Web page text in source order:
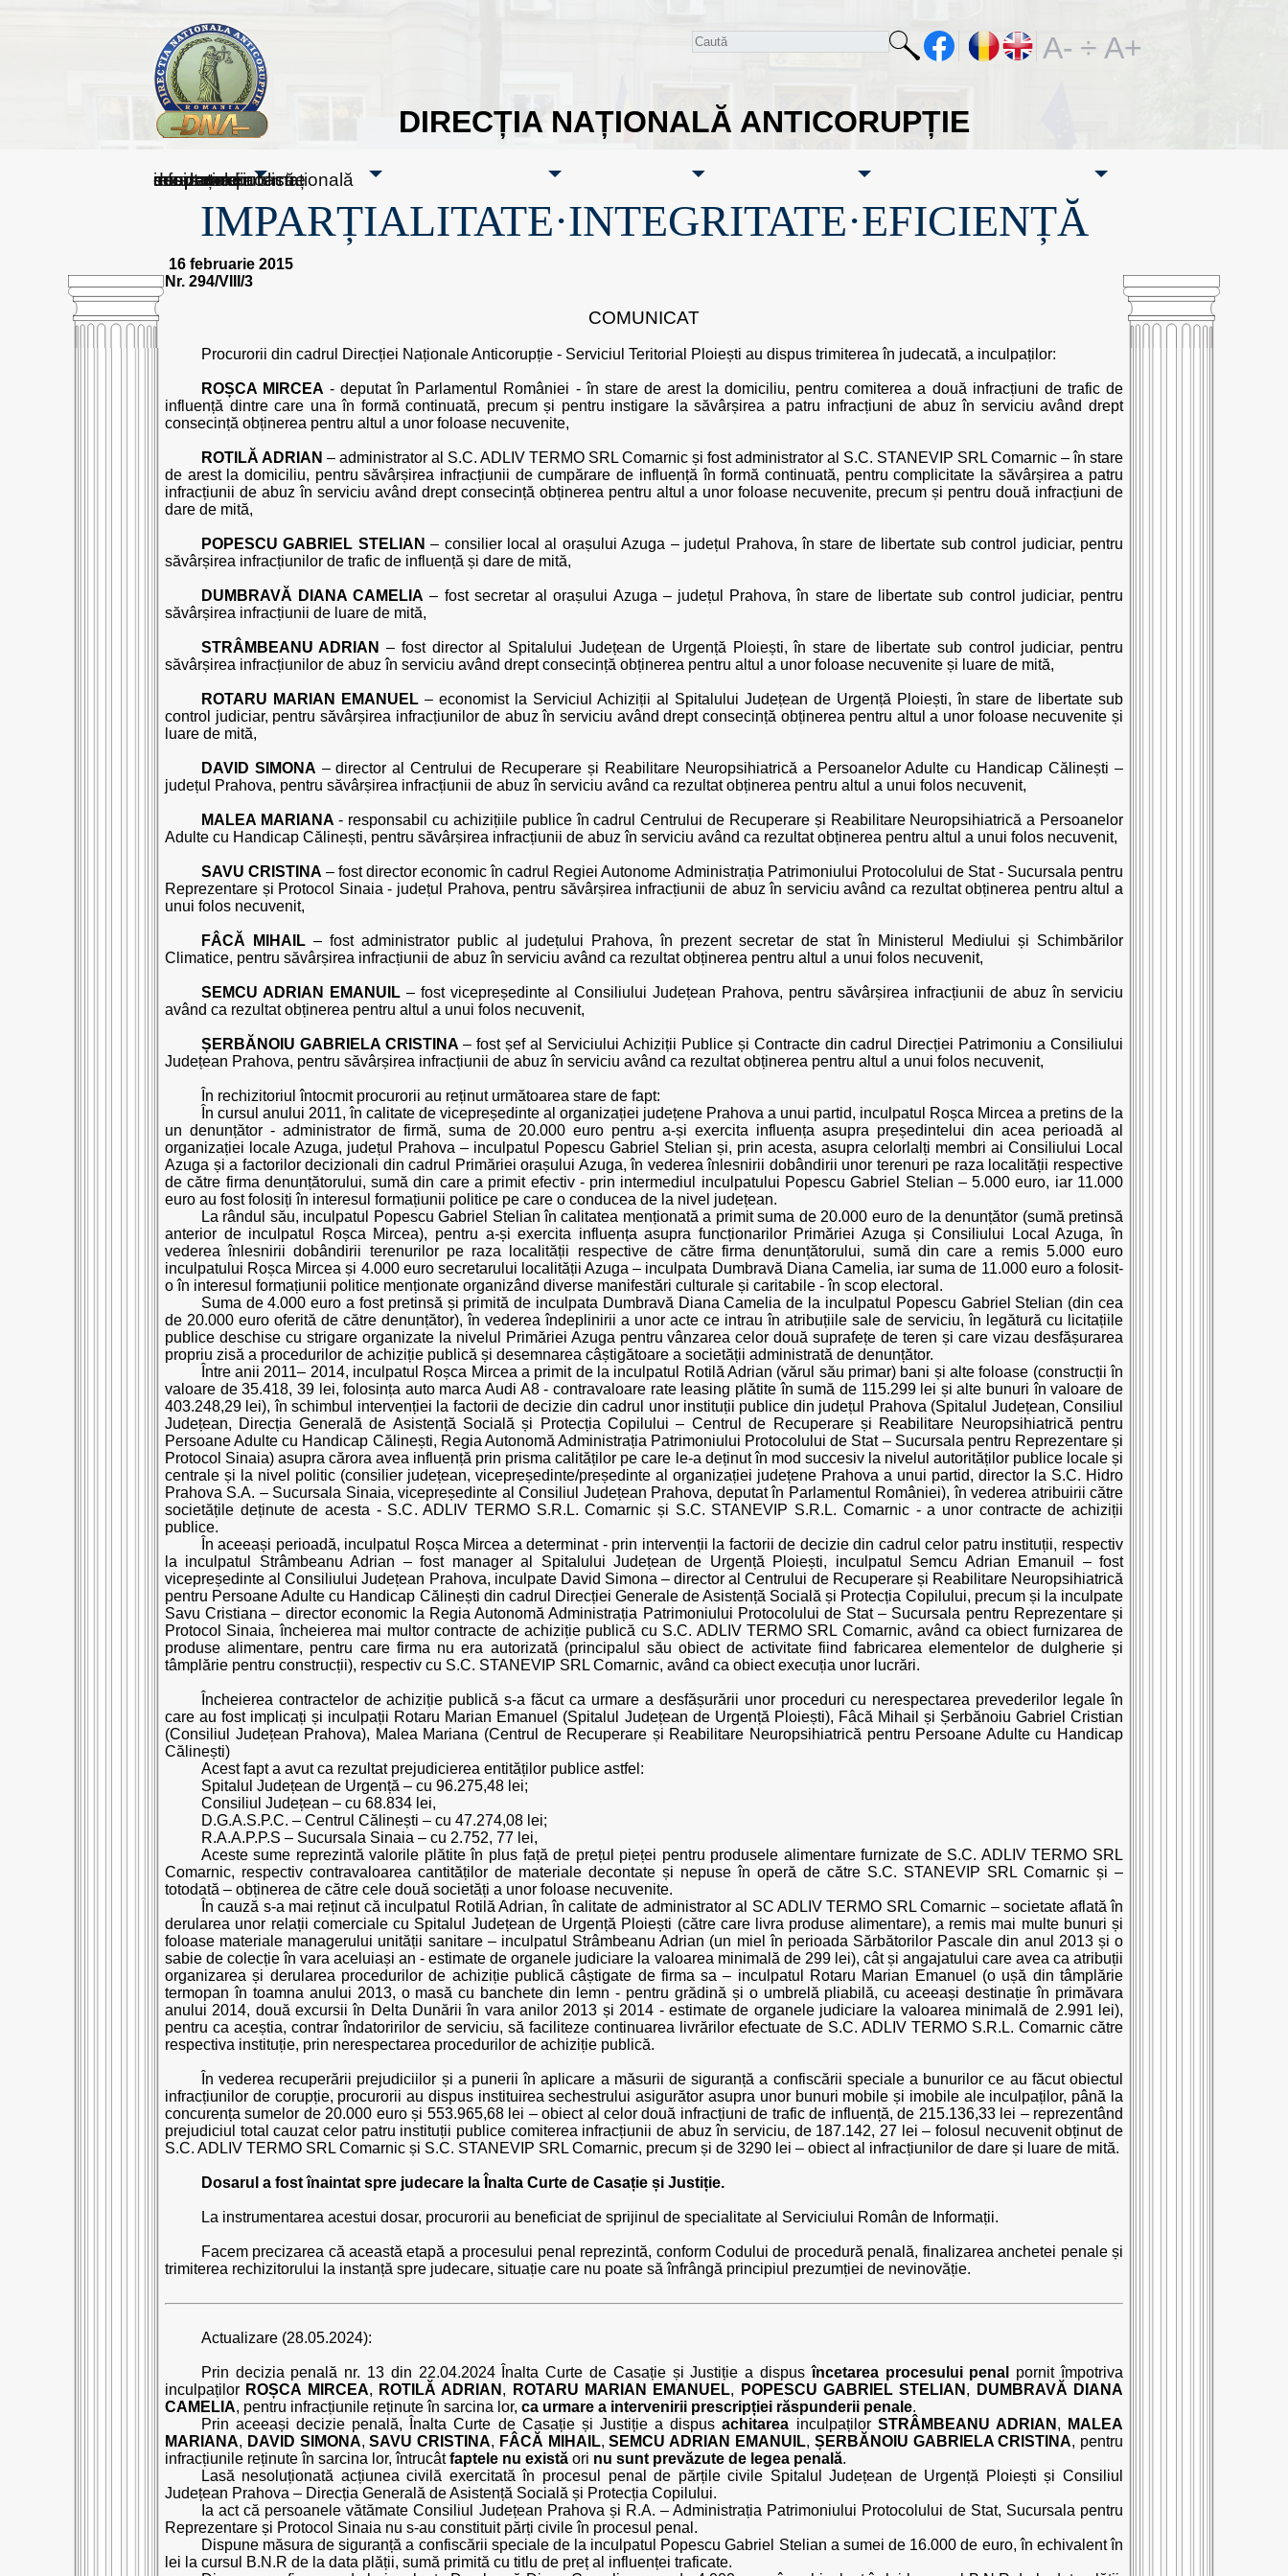
DIRECȚIA NAȚIONALĂ ANTICORUPȚIE
A- ÷ A+
sesizați-ne
despre noi
rezultatele noastre
mass media
informare publică
cooperare internațională
IMPARȚIALITATE·INTEGRITATE·EFICIENȚĂ
16 februarie 2015
Nr. 294/VIII/3
COMUNICAT
Procurorii din cadrul Direcției Naționale Anticorupție - Serviciul Teritorial Ploiești au dispus trimiterea în judecată, a inculpaților:
ROȘCA MIRCEA - deputat în Parlamentul României - în stare de arest la domiciliu, pentru comiterea a două infracțiuni de trafic de
influență dintre care una în formă continuată, precum și pentru instigare la săvârșirea a patru infracțiuni de abuz în serviciu având drept
consecință obținerea pentru altul a unor foloase necuvenite,
ROTILĂ ADRIAN – administrator al S.C. ADLIV TERMO SRL Comarnic și fost administrator al S.C. STANEVIP SRL Comarnic – în stare
de arest la domiciliu, pentru săvârșirea infracțiunii de cumpărare de influență în formă continuată, pentru complicitate la săvârșirea a patru
infracțiunii de abuz în serviciu având drept consecință obținerea pentru altul a unor foloase necuvenite, precum și pentru două infracțiuni de
dare de mită,
POPESCU GABRIEL STELIAN – consilier local al orașului Azuga – județul Prahova, în stare de libertate sub control judiciar, pentru
săvârșirea infracțiunilor de trafic de influență și dare de mită,
DUMBRAVĂ DIANA CAMELIA – fost secretar al orașului Azuga – județul Prahova, în stare de libertate sub control judiciar, pentru
săvârșirea infracțiunii de luare de mită,
STRÂMBEANU ADRIAN – fost director al Spitalului Județean de Urgență Ploiești, în stare de libertate sub control judiciar, pentru
săvârșirea infracțiunilor de abuz în serviciu având drept consecință obținerea pentru altul a unor foloase necuvenite și luare de mită,
ROTARU MARIAN EMANUEL– economist la Serviciul Achiziții al Spitalului Județean de Urgență Ploiești, în stare de libertate sub
control judiciar, pentru săvârșirea infracțiunilor de abuz în serviciu având drept consecință obținerea pentru altul a unor foloase necuvenite și
luare de mită,
DAVID SIMONA – director al Centrului de Recuperare și Reabilitare Neuropsihiatrică a Persoanelor Adulte cu Handicap Călinești –
județul Prahova, pentru săvârșirea infracțiunii de abuz în serviciu având ca rezultat obținerea pentru altul a unui folos necuvenit,
MALEA MARIANA - responsabil cu achizițiile publice în cadrul Centrului de Recuperare și Reabilitare Neuropsihiatrică a Persoanelor
Adulte cu Handicap Călinești, pentru săvârșirea infracțiunii de abuz în serviciu având ca rezultat obținerea pentru altul a unui folos necuvenit,
SAVU CRISTINA – fost director economic în cadrul Regiei Autonome Administrația Patrimoniului Protocolului de Stat - Sucursala pentru
Reprezentare și Protocol Sinaia - județul Prahova, pentru săvârșirea infracțiunii de abuz în serviciu având ca rezultat obținerea pentru altul a
unui folos necuvenit,
FÂCĂ MIHAIL– fost administrator public al județului Prahova, în prezent secretar de stat în Ministerul Mediului și Schimbărilor
Climatice, pentru săvârșirea infracțiunii de abuz în serviciu având ca rezultat obținerea pentru altul a unui folos necuvenit,
SEMCU ADRIAN EMANUIL– fost vicepreședinte al Consiliului Județean Prahova, pentru săvârșirea infracțiunii de abuz în serviciu
având ca rezultat obținerea pentru altul a unui folos necuvenit,
ȘERBĂNOIU GABRIELA CRISTINA – fost șef al Serviciului Achiziții Publice și Contracte din cadrul Direcției Patrimoniu a Consiliului
Județean Prahova, pentru săvârșirea infracțiunii de abuz în serviciu având ca rezultat obținerea pentru altul a unui folos necuvenit,
În rechizitoriul întocmit procurorii au reținut următoarea stare de fapt:
În cursul anului 2011, în calitate de vicepreședinte al organizației județene Prahova a unui partid, inculpatul Roșca Mircea a pretins de la
un denunțător - administrator de firmă, suma de 20.000 euro pentru a-și exercita influența asupra președintelui din acea perioadă al
organizației locale Azuga, județul Prahova – inculpatul Popescu Gabriel Stelian și, prin acesta, asupra celorlalți membri ai Consiliului Local
Azuga și a factorilor decizionali din cadrul Primăriei orașului Azuga, în vederea înlesnirii dobândirii unor terenuri pe raza localității respective
de către firma denunțătorului, sumă din care a primit efectiv - prin intermediul inculpatului Popescu Gabriel Stelian – 5.000 euro, iar 11.000
euro au fost folosiți în interesul formațiunii politice pe care o conducea de la nivel județean.
La rândul său, inculpatul Popescu Gabriel Stelian în calitatea menționată a primit suma de 20.000 euro de la denunțător (sumă pretinsă
anterior de inculpatul Roșca Mircea), pentru a-și exercita influența asupra funcționarilor Primăriei Azuga și Consiliului Local Azuga, în
vederea înlesnirii dobândirii terenurilor pe raza localității respective de către firma denunțătorului, sumă din care a remis 5.000 euro
inculpatului Roșca Mircea și 4.000 euro secretarului localității Azuga – inculpata Dumbravă Diana Camelia, iar suma de 11.000 euro a folosit-
o în interesul formațiunii politice menționate organizând diverse manifestări culturale și caritabile - în scop electoral.
Suma de 4.000 euro a fost pretinsă și primită de inculpata Dumbravă Diana Camelia de la inculpatul Popescu Gabriel Stelian (din cea
de 20.000 euro oferită de către denunțător), în vederea îndeplinirii a unor acte ce intrau în atribuțiile sale de serviciu, în legătură cu licitațiile
publice deschise cu strigare organizate la nivelul Primăriei Azuga pentru vânzarea celor două suprafețe de teren și care vizau desfășurarea
propriu zisă a procedurilor de achiziție publică și desemnarea câștigătoare a societății administrată de denunțător.
Între anii 2011– 2014, inculpatul Roșca Mircea a primit de la inculpatul Rotilă Adrian (vărul său primar) bani și alte foloase (construcții în
valoare de 35.418, 39 lei, folosința auto marca Audi A8 - contravaloare rate leasing plătite în sumă de 115.299 lei și alte bunuri în valoare de
403.248,29 lei), în schimbul intervenției la factorii de decizie din cadrul unor instituții publice din județul Prahova (Spitalul Județean, Consiliul
Județean, Direcția Generală de Asistență Socială și Protecția Copilului – Centrul de Recuperare și Reabilitare Neuropsihiatrică pentru
Persoane Adulte cu Handicap Călinești, Regia Autonomă Administrația Patrimoniului Protocolului de Stat – Sucursala pentru Reprezentare și
Protocol Sinaia) asupra cărora avea influență prin prisma calităților pe care le-a deținut în mod succesiv la nivelul autorităților publice locale și
centrale și la nivel politic (consilier județean, vicepreședinte/președinte al organizației județene Prahova a unui partid, director la S.C. Hidro
Prahova S.A. – Sucursala Sinaia, vicepreședinte al Consiliul Județean Prahova, deputat în Parlamentul României), în vederea atribuirii către
societățile deținute de acesta - S.C. ADLIV TERMO S.R.L. Comarnic și S.C. STANEVIP S.R.L. Comarnic - a unor contracte de achiziții
publice.
În aceeași perioadă, inculpatul Roșca Mircea a determinat - prin intervenții la factorii de decizie din cadrul celor patru instituții, respectiv
la inculpatul Strâmbeanu Adrian – fost manager al Spitalului Județean de Urgență Ploiești, inculpatul Semcu Adrian Emanuil – fost
vicepreședinte al Consiliului Județean Prahova, inculpate David Simona – director al Centrului de Recuperare și Reabilitare Neuropsihiatrică
pentru Persoane Adulte cu Handicap Călinești din cadrul Direcției Generale de Asistență Socială și Protecția Copilului, precum și la inculpate
Savu Cristiana – director economic la Regia Autonomă Administrația Patrimoniului Protocolului de Stat – Sucursala pentru Reprezentare și
Protocol Sinaia, încheierea mai multor contracte de achiziție publică cu S.C. ADLIV TERMO SRL Comarnic, având ca obiect furnizarea de
produse alimentare, pentru care firma nu era autorizată (principalul său obiect de activitate fiind fabricarea elementelor de dulgherie și
tâmplărie pentru construcții), respectiv cu S.C. STANEVIP SRL Comarnic, având ca obiect execuția unor lucrări.
Încheierea contractelor de achiziție publică s-a făcut ca urmare a desfășurării unor proceduri cu nerespectarea prevederilor legale în
care au fost implicați și inculpații Rotaru Marian Emanuel (Spitalul Județean de Urgență Ploiești), Fâcă Mihail și Șerbănoiu Gabriel Cristian
(Consiliul Județean Prahova), Malea Mariana (Centrul de Recuperare și Reabilitare Neuropsihiatrică pentru Persoane Adulte cu Handicap
Călinești)
Acest fapt a avut ca rezultat prejudicierea entităților publice astfel:
Spitalul Județean de Urgență – cu 96.275,48 lei;
Consiliul Județean – cu 68.834 lei,
D.G.A.S.P.C. – Centrul Călinești – cu 47.274,08 lei;
R.A.A.P.P.S – Sucursala Sinaia – cu 2.752, 77 lei,
Aceste sume reprezintă valorile plătite în plus față de prețul pieței pentru produsele alimentare furnizate de S.C. ADLIV TERMO SRL
Comarnic, respectiv contravaloarea cantităților de materiale decontate și nepuse în operă de către S.C. STANEVIP SRL Comarnic și –
totodată – obținerea de către cele două societăți a unor foloase necuvenite.
În cauză s-a mai reținut că inculpatul Rotilă Adrian, în calitate de administrator al SC ADLIV TERMO SRL Comarnic – societate aflată în
derularea unor relații comerciale cu Spitalul Județean de Urgență Ploiești (către care livra produse alimentare), a remis mai multe bunuri și
foloase materiale managerului unității sanitare – inculpatul Strâmbeanu Adrian (un miel în perioada Sărbătorilor Pascale din anul 2013 și o
sabie de colecție în vara aceluiași an - estimate de organele judiciare la valoarea minimală de 299 lei), cât și angajatului care avea ca atribuții
organizarea și derularea procedurilor de achiziție publică câștigate de firma sa – inculpatul Rotaru Marian Emanuel (o ușă din tâmplărie
termopan în toamna anului 2013, o masă cu banchete din lemn - pentru grădină și o umbrelă pliabilă, cu aceeași destinație în primăvara
anului 2014, două excursii în Delta Dunării în vara anilor 2013 și 2014 - estimate de organele judiciare la valoarea minimală de 2.991 lei),
pentru ca aceștia, contrar îndatoririlor de serviciu, să faciliteze continuarea livrărilor efectuate de S.C. ADLIV TERMO S.R.L. Comarnic către
respectiva instituție, prin nerespectarea procedurilor de achiziție publică.
În vederea recuperării prejudiciilor și a punerii în aplicare a măsurii de siguranță a confiscării speciale a bunurilor ce au făcut obiectul
infracțiunilor de corupție, procurorii au dispus instituirea sechestrului asigurător asupra unor bunuri mobile și imobile ale inculpaților, până la
concurența sumelor de 20.000 euro și 553.965,68 lei – obiect al celor două infracțiuni de trafic de influență, de 215.136,33 lei – reprezentând
prejudiciul total cauzat celor patru instituții publice comiterea infracțiunii de abuz în serviciu, de 187.142, 27 lei – folosul necuvenit obținut de
S.C. ADLIV TERMO SRL Comarnic și S.C. STANEVIP SRL Comarnic, precum și de 3290 lei – obiect al infracțiunilor de dare și luare de mită.
Dosarul a fost înaintat spre judecare la Înalta Curte de Casație și Justiție.
La instrumentarea acestui dosar, procurorii au beneficiat de sprijinul de specialitate al Serviciului Român de Informații.
Facem precizarea că această etapă a procesului penal reprezintă, conform Codului de procedură penală, finalizarea anchetei penale și
trimiterea rechizitorului la instanță spre judecare, situație care nu poate să înfrângă principiul prezumției de nevinovăție.
Actualizare (28.05.2024):
Prin decizia penală nr. 13 din 22.04.2024 Înalta Curte de Casație și Justiție a dispusîncetarea procesului penal
pornit împotriva
inculpaților ROȘCA MIRCEA, ROTILĂ ADRIAN , ROTARU MARIAN EMANUEL, POPESCU GABRIEL STELIAN ,
DUMBRAVĂ DIANA
CAMELIA, pentru infracțiunile reținute în sarcina lor, ca urmare a intervenirii prescripției răspunderii penale.
Prin aceeași decizie penală, Înalta Curte de Casație și Justiție a dispusachitarea inculpaților STRÂMBEANU ADRIAN ,
MALEA
MARIANA, DAVID SIMONA,SAVU CRISTINA, FÂCĂ MIHAIL,SEMCU ADRIAN EMANUIL, ȘERBĂNOIU GABRIELA CRISTINA, pentru
infracțiunile reținute în sarcina lor, întrucâtfaptele nu există ori nu sunt prevăzute de legea penală.
Lasă nesoluționată acțiunea civilă exercitată în procesul penal de părțile civile Spitalul Județean de Urgență Ploiești și Consiliul
Județean Prahova – Direcția Generală de Asistență Socială și Protecția Copilului.
Ia act că persoanele vătămate Consiliul Județean Prahova și R.A. – Administrația Patrimoniului Protocolului de Stat, Sucursala pentru
Reprezentare și Protocol Sinaia nu s-au constituit părți civile în procesul penal.
Dispune măsura de siguranță a confiscării speciale de la inculpatul Popescu Gabriel Stelian a sumei de 16.000 de euro, în echivalent în
lei la cursul B.N.R de la data plății, sumă primită cu titlu de preț al influenței traficate.